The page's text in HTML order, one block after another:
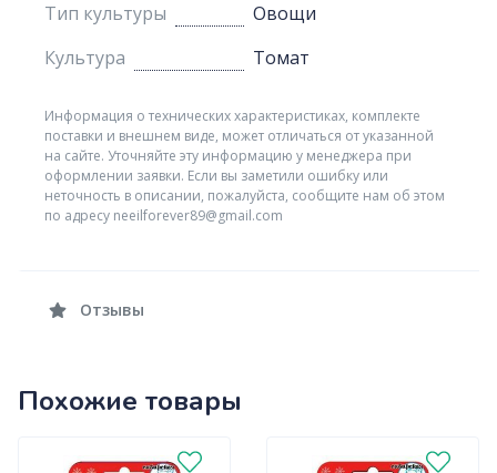
Тип культуры
Овощи
Культура
Томат
Информация о технических характеристиках, комплекте
поставки и внешнем виде, может отличаться от указанной
на сайте. Уточняйте эту информацию у менеджера при
оформлении заявки. Если вы заметили ошибку или
неточность в описании, пожалуйста, сообщите нам об этом
по адресу neeilforever89@gmail.com
Отзывы
Похожие товары